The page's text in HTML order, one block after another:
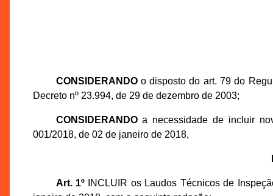
CONSIDERANDOo disposto do art. 79 do
Decreto nº 23.994, de 29 de dezembro de 2003;
CONSIDERANDOa necessidade de incluir
001/2018, de 02 de janeiro de 2018,
Art. 1º INCLUIR os Laudos Técnicos de